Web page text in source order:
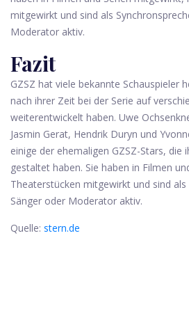
mitgewirkt und sind als
Moderator aktiv.
Fazit
GZSZ hat viele bekannte Schauspieler
nach ihrer Zeit bei der Serie auf
weiterentwickelt haben. Uwe
Jasmin Gerat, Hendrik Duryn und
einige der ehemaligen GZSZ-Stars, die
gestaltet haben. Sie haben in Filmen
Theaterstücken mitgewirkt und sind als
Sänger oder Moderator aktiv.
Quelle: stern.de